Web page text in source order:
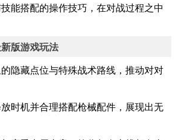
能搭配的操作技巧，在对战过程之中
版游戏玩法
隐藏点位与特殊战术路线，推动对对
时机并合理搭配枪械配件，展现出无